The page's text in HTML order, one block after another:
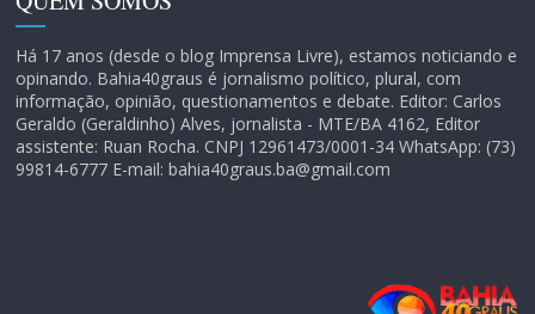
Há 17 anos (desde o blog Imprensa Livre), estamos noticiando e
opinando. Bahia40graus é jornalismo político, plural, com
informação, opinião, questionamentos e debate. Editor: Carlos
Geraldo (Geraldinho) Alves, jornalista - MTE/BA 4162, Editor
assistente: Ruan Rocha. CNPJ 12961473/0001-34 WhatsApp: (73)
99814-6777 E-mail: bahia40graus.ba@gmail.com